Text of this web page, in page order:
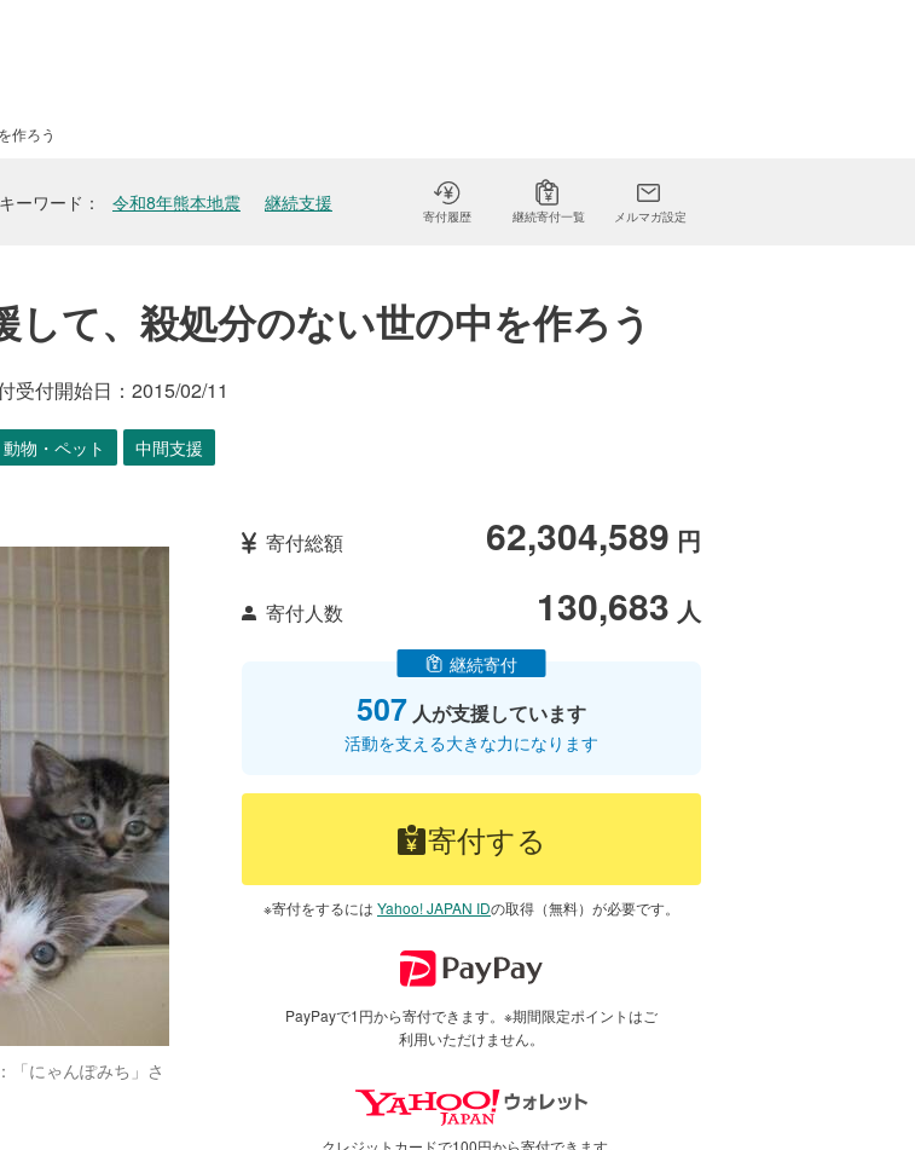
作ろう
ーワード 令和8年熊本地震 継続支援
寄付履歴 継続寄付一覧 メルマガ設定
て、殺処分のない世の中を作ろう
受付開始日： 2015/02/11
動物・ペット 中間支援
「にゃんぽみち」さ
寄付総額 62,304,589 円
寄付人数 130,683 人
継続寄付
507 人が支援しています
活動を支える大きな力になります
寄付する
※寄付をするには Yahoo! JAPAN IDの取得（無料）が必要です。
PayPayで1円から寄付できます。※期間限定ポイントはご
利用いただけません。
クレジットカードで100円から寄付できます。